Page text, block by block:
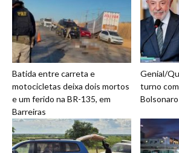
Batida entre carreta e
motocicletas deixa dois mortos
e um ferido na BR-135, em
Barreiras
Genial/
turno